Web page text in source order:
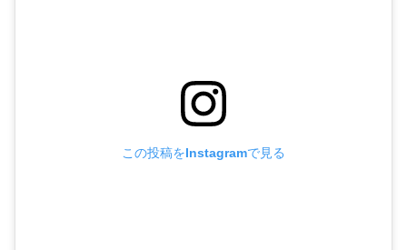
この投稿をInstagramで見る